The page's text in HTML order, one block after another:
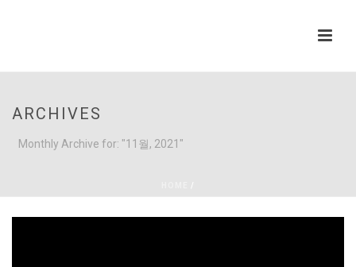
ARCHIVES
Monthly Archive for: "11월, 2021"
/